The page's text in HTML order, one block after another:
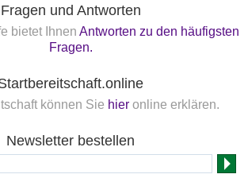
Fragen und Antworten
bietet Ihnen Antworten zu den häufigsten
Fragen.
können Sie hier online erklären.
Newsletter bestellen